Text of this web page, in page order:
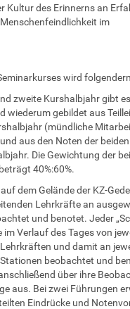
Kultur des Erinnerns an
im
wird
zweite Kurshalbjahr gibt
wiederum gebildet aus
(mündliche
aus den Noten der
Die Gewichtung der
40%:60%.
dem Gelände der KZ-
Lehrkräfte an
und benotet. Jeder
im Verlauf des Tages von
und damit an
beobachtet und
über ihre
aus. Bei zwei Führungen
Eindrücke und